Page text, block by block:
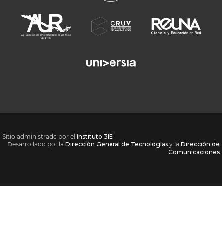
Sitio administrado por el Instituto 3IE
Desarrollado por la Dirección General de Tecnologías y la Dirección de
Comunicaciones